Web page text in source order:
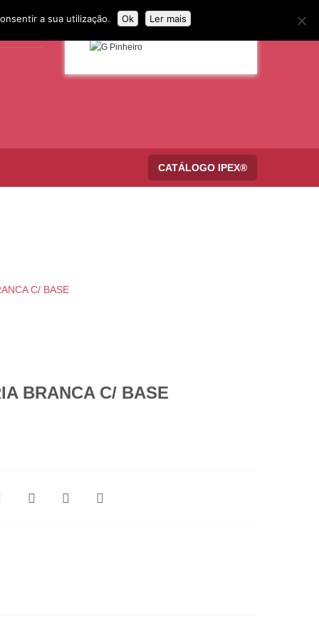
CATÁLOGO IPEX®
C/ BASE
BRANCA C/ BASE
a sua utilização. Ok Ler mais